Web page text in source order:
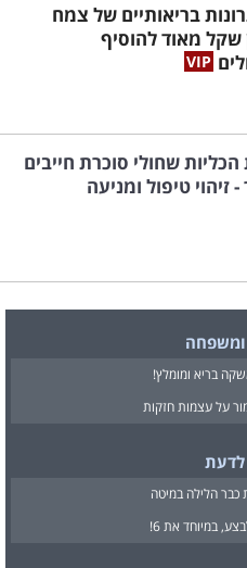
יתרונות בריאותיים של צמח
שקל מאוד להוסיף
הכליות שחולי סוכרת חייבים
זיהוי טיפול ומניעה
ומשפחה
בריא ומומלץ!
על עצמות חזקות
לדעת